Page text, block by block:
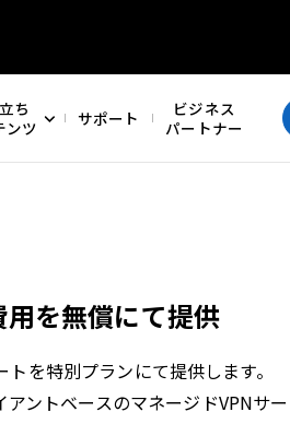
ち
ンツ
サポート
ビジネス
パートナー
を無償にて提供
を特別プランにて提供します。
ントベースのマネージドVPNサー